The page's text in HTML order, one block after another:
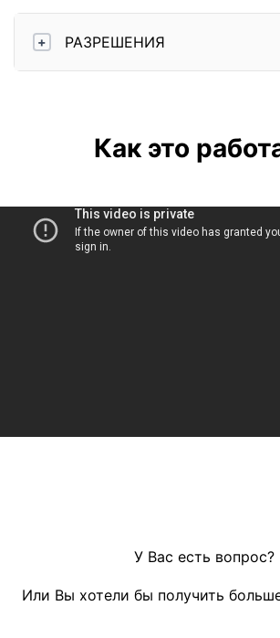
+ РАЗРЕШЕНИЯ
Как это
У Вас есть вопрос?
Или Вы хотели бы получить